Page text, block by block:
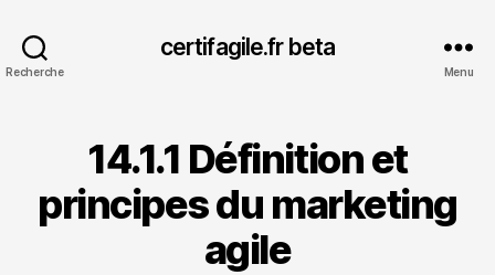
Recherche
certifagile.fr beta
Menu
14.1.1 Définition et
principes du marketing
agile